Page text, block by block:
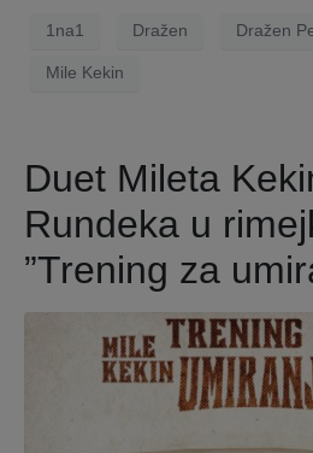
1na1 Dražen Dražen
Mile Kekin
Duet Mileta
Rundeka u
”Trening za